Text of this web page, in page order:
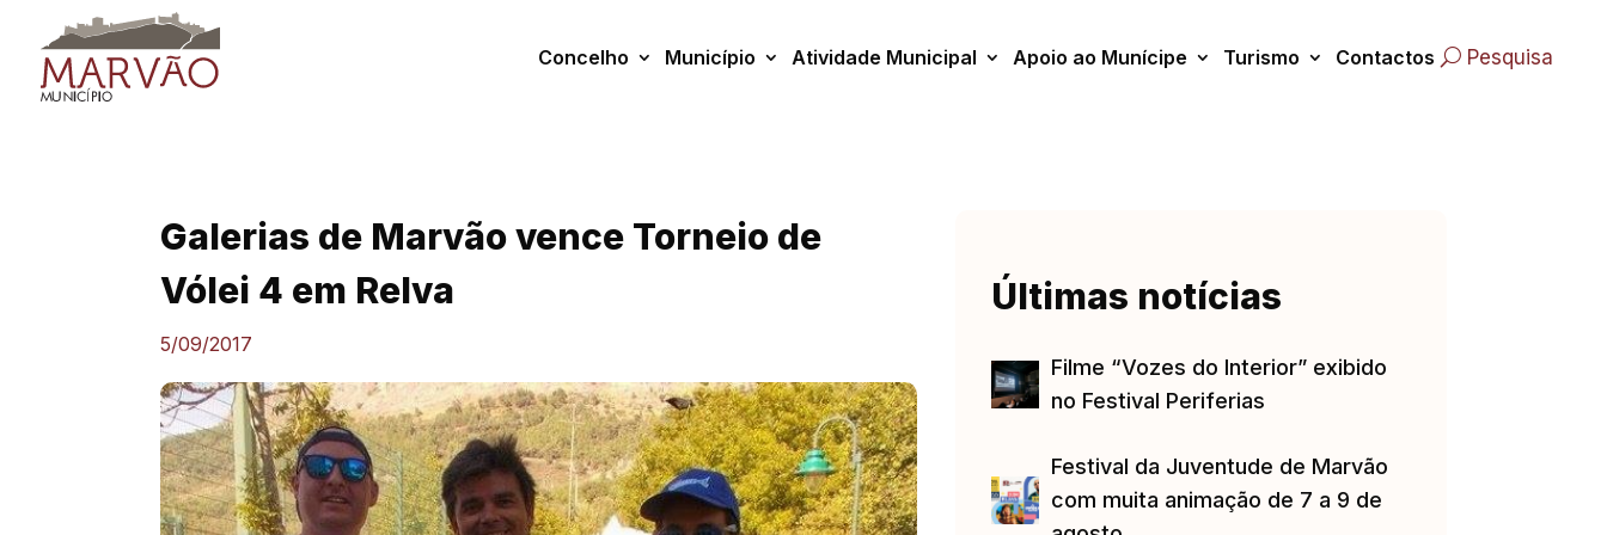
content
Concelho Município Atividade Municipal Apoio ao Munícipe Turismo Contactos Pesquisa
Galerias de Marvão vence Torneio de
Vólei 4 em Relva
5/09/2017
Últimas notícias
Filme “Vozes do Interior” exibido
no Festival Periferias
Festival da Juventude de Marvão
com muita animação de 7 a 9 de